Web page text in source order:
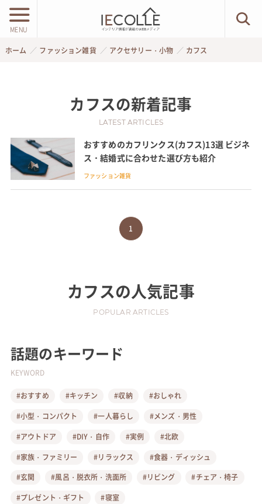
MENU
ホーム ファッション雑貨 アクセサリー・小物 カフス
カフスの新着記事
LATEST ARTICLES
おすすめのカフリンクス(カフス)13選 ビジネ
ス・結婚式に合わせた選び方も紹介
ファッション雑貨
1
カフスの人気記事
POPULAR ARTICLES
話題のキーワード
KEYWORD
#おすすめ #キッチン #収納
#おしゃれ
#小型・コンパクト
#一人暮らし
#メンズ・男性
#アウトドア
#DIY・自作 #実例
#北欧
#家族・ファミリー
#リラックス
#食器・ディッシュ
#玄関
#風呂・脱衣所・洗面所 #リビング
#チェア・椅子
#プレゼント・ギフト
#寝室